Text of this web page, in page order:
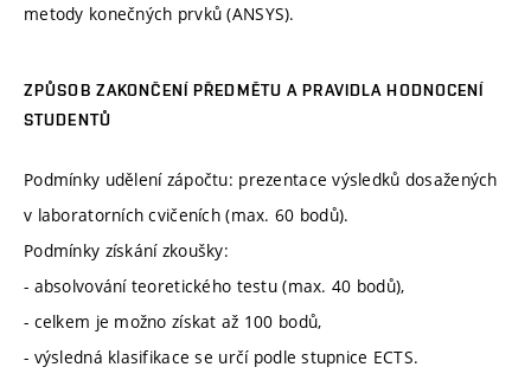
metody konečných prvků (ANSYS).
ZPŮSOB ZAKONČENÍ PŘEDMĚTU A PRAVIDLA HODNOCENÍ
STUDENTŮ
Podmínky udělení zápočtu: prezentace výsledků dosažených
v laboratorních cvičeních (max. 60 bodů).
Podmínky získání zkoušky:
- absolvování teoretického testu (max. 40 bodů),
- celkem je možno získat až 100 bodů,
- výsledná klasifikace se určí podle stupnice ECTS.